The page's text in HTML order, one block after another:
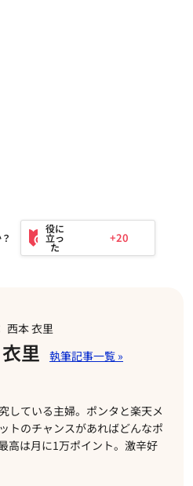
+20
西本 衣里
里
している主婦。ポンタと楽天メ
トのチャンスがあればどんなポ
高は月に1万ポイント。激辛好